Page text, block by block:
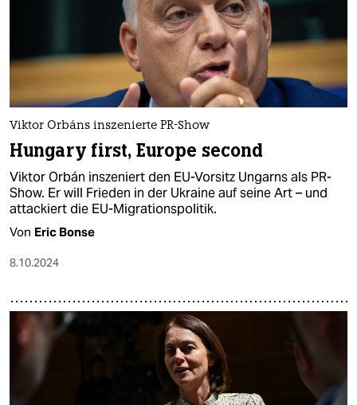
epaper login
Viktor Orbáns inszenierte PR-Show
Hungary first, Europe second
Viktor Orbán inszeniert den EU-Vorsitz Ungarns als PR-
Show. Er will Frieden in der Ukraine auf seine Art – und
attackiert die EU-Migrationspolitik.
Von Eric Bonse
8.10.2024